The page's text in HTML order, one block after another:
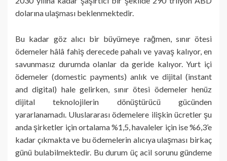
dolarına ulaşması beklenmektedir.
Bu kadar göz alıcı bir büyümeye rağmen, sınır ötesi
ödemeler hâlâ fahiş derecede pahalı ve yavaş kalıyor, en
savunmasız durumda olanlar da geride kalıyor. Yurt içi
ödemeler (domestic payments) anlık ve dijital (instant
and digital) hale gelirken, sınır ötesi ödemeler henüz
dijital teknolojilerin dönüştürücü gücünden
yararlanamadı. Uluslararası ödemelere ilişkin ücretler şu
anda şirketler için ortalama %1,5, havaleler için ise %6,3’e
kadar çıkmakta ve bu ödemelerin alıcıya ulaşması birkaç
günü bulabilmektedir. Bu durum üç acil sorunu gündeme